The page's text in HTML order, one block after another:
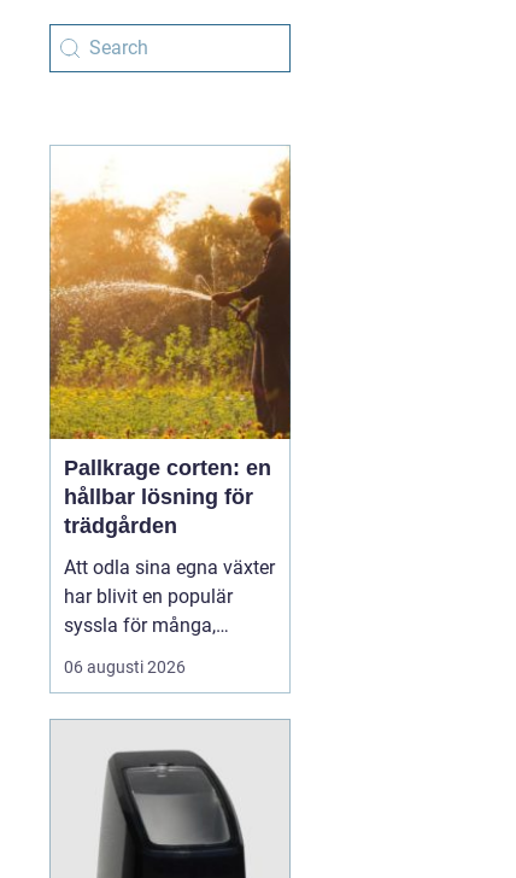
Pallkrage corten: en
hållbar lösning för
trädgården
Att odla sina egna växter
har blivit en populär
syssla för många,
oavsett om det handlar
om att ha en prunkande
balkongträdgård i stan.
En av de mest effektiva
och este...
06 augusti 2026